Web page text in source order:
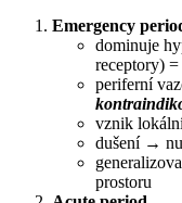
Emergency
dominuje
receptory) =
periferní
vznik
dušení →
prostoru